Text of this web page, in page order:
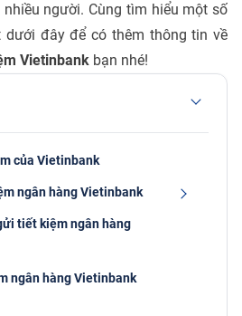
người. Cùng tìm hiểu một số
dưới đây để có thêm thông tin về
Vietinbank bạn nhé!
của Vietinbank
ngân hàng Vietinbank
tiết kiệm ngân hàng
ngân hàng Vietinbank